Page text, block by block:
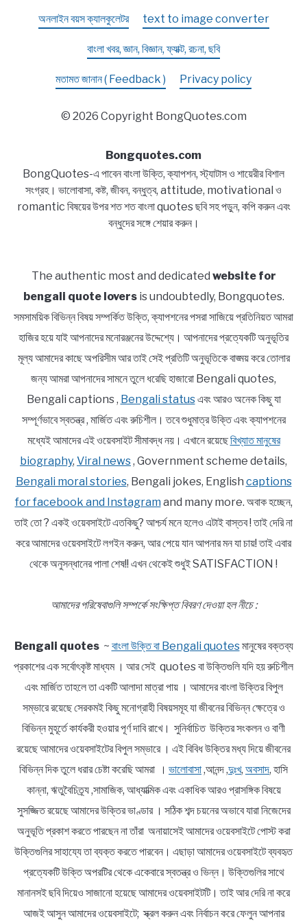
অনলাইন বয়স ক্যালকুলেটর text to image converter
বাংলা খবর, জ্ঞান, বিজ্ঞান, ফ্যাক্ট, রচনা, ছবি
মতামত জানান ( Feedback ) Privacy policy
© 2026 Copyright BongQuotes.com
Bongquotes.com
BongQuotes-এ পাবেন বাংলা উক্তি, ক্যাপশন, স্ট্যাটাস ও শায়েরীর বিশাল
সংগ্রহ। ভালোবাসা, কষ্ট, জীবন, বন্ধুত্ব, attitude, motivational ও
romantic বিষয়ের উপর শত শত বাংলা quotes ছবি সহ পড়ুন, কপি করুন এবং
বন্ধুদের সঙ্গে শেয়ার করুন।
The authentic most and dedicated website for
bengali quote loversis undoubtedly, Bongquotes.
সমসাময়িক বিভিন্ন বিষয় সম্পর্কিত উক্তি, ক্যাপশনের পসরা সাজিয়ে প্রতিনিয়ত আমরা
হাজির হয়ে যাই আপনাদের মনোরঞ্জনের উদ্দেশ্যে। আপনাদের প্রত্যেকটি অনুভূতির
মূল্য আমাদের কাছে অপরিসীম আর তাই সেই প্রতিটি অনুভূতিকে বাঙ্ময় করে তোলার
জন্য আমরা আপনাদের সামনে তুলে ধরেছি হাজারো Bengali quotes,
Bengali captions , Bengali statusএবং আরও অনেক কিছু যা
সম্পূর্ণভাবে স্বতন্ত্র , মার্জিত এবং রুচিশীল। তবে শুধুমাত্র উক্তি এবং ক্যাপশনের
মধ্যেই আমাদের এই ওয়েবসাইট সীমাবদ্ধ নয়। এখানে রয়েছেবিখ্যাত মানুষের
biography, Viral news, Government scheme details,
Bengali moral stories, Bengali jokes, English captions
for facebook and Instagram and many more. অবাক হচ্ছেন,
তাই তো ? একই ওয়েবসাইটে এতকিছু? আশ্চর্য মনে হলেও এটাই বাস্তব ! তাই দেরি না
করে আমাদের ওয়েবসাইটে লগইন করুন, আর পেয়ে যান আপনার মন যা চায়! তাই এবার
থেকে অনুসন্ধানের পালা শেষ!! এখন থেকেই শুধুই SATISFACTION !
আমাদের পরিষেবাগুলি সম্পর্কে সংক্ষিপ্ত বিবরণ দেওয়া হল নীচে :
Bengali quotes~ বাংলা উক্তি বা Bengali quotesমানুষের বক্তব্য
প্রকাশের এক সর্বোৎকৃষ্ট মাধ্যম । আর সেই quotes বা উক্তিগুলি যদি হয় রুচিশীল
এবং মার্জিত তাহলে তা একটি আলাদা মাত্রা পায় । আমাদের বাংলা উক্তির বিপুল
সম্ভারে রয়েছে সেরকমই কিছু মনোগ্রাহী বিষয়সমূহ যা জীবনের বিভিন্ন ক্ষেত্রে ও
বিভিন্ন মুহূর্তে কার্যকরী হওয়ার পূর্ণ দাবি রাখে। সুনির্বাচিত উক্তির সংকলন ও বাণী
রয়েছে আমাদের ওয়েবসাইটের বিপুল সম্ভারে । এই বিবিধ উক্তির মধ্য দিয়ে জীবনের
বিভিন্ন দিক তুলে ধরার চেষ্টা করেছি আমরা । ভালোবাসা,আনন্দ ,দুঃখ, অবসাদ, হাসি
কান্না, ঋতুবৈচিত্র্য ,সামাজিক, আধ্যাত্মিক এবং একাধিক আরও প্রাসঙ্গিক বিষয়ে
সুসজ্জিত রয়েছে আমাদের উক্তির ভাণ্ডার । সঠিক শব্দ চয়নের অভাবে যারা নিজেদের
অনুভূতি প্রকাশ করতে পারছেন না তাঁরা অনায়াসেই আমাদের ওয়েবসাইটে পোস্ট করা
উক্তিগুলির সাহায্যে তা ব্যক্ত করতে পারবেন। এছাড়া আমাদের ওয়েবসাইটে ব্যবহৃত
প্রত্যেকটি উক্তি অপরটির থেকে একেবারে স্বতন্ত্র ও ভিন্ন। উক্তিগুলির সাথে
মানানসই ছবি দিয়েও সাজানো হয়েছে আমাদের ওয়েবসাইটটি। তাই আর দেরি না করে
আজই আসুন আমাদের ওয়েবসাইটে; স্ক্রল করুন এবং নির্বাচন করে ফেলুন আপনার